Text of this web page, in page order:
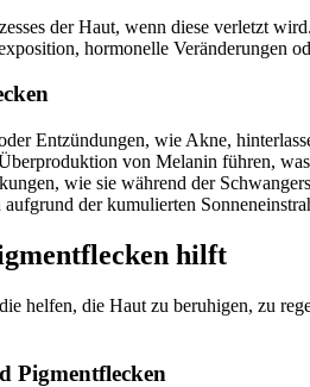
der Haut, wenn diese verletzt
hormonelle
Entzündungen, wie Akne,
von Melanin führen,
wie sie während der
der kumulierten
hilft
helfen, die Haut zu beruhigen, zu
Pigmentflecken